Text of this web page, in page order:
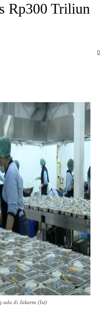
Rp300 Triliun
0
ada di Jakarta (Ist)